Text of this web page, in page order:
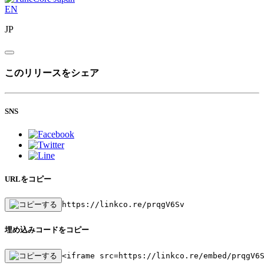
EN
JP
このリリースをシェア
SNS
URLをコピー
https://linkco.re/prqgV6Sv
埋め込みコードをコピー
<iframe src=https://linkco.re/embed/